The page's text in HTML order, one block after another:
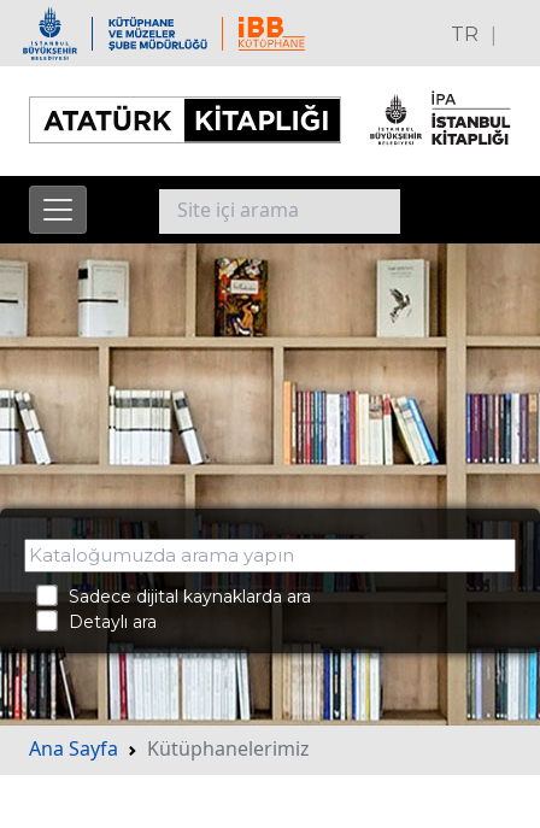
TR |
Sadece dijital kaynaklarda ara
Detaylı ara
Ana Sayfa Kütüphanelerimiz